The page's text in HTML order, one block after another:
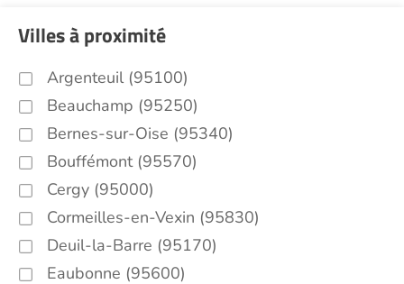
Villes à proximité
Argenteuil (95100)
Beauchamp (95250)
Bernes-sur-Oise (95340)
Bouffémont (95570)
Cergy (95000)
Cormeilles-en-Vexin (95830)
Deuil-la-Barre (95170)
Eaubonne (95600)